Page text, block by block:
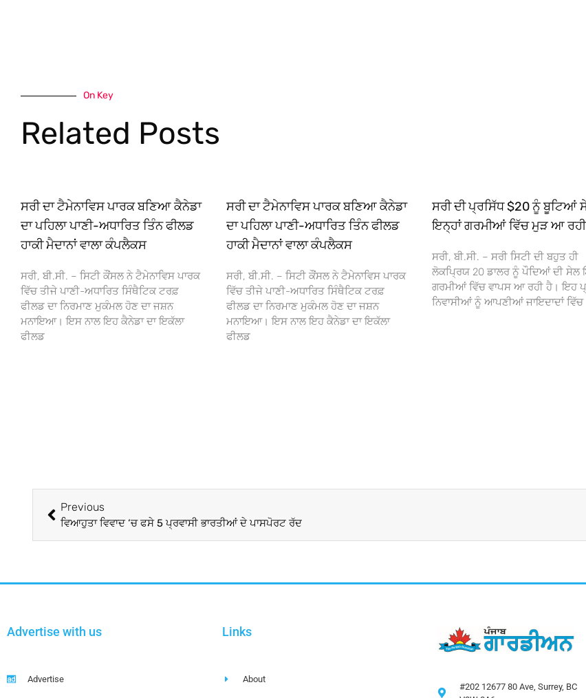
On Key
Related Posts
ਸਰੀ ਦਾ ਟੈਮੇਨਾਵਿਸ ਪਾਰਕ ਬਣਿਆ ਕੈਨੇਡਾ
ਦਾ ਪਹਿਲਾ ਪਾਣੀ-ਅਧਾਰਿਤ ਤਿੰਨ ਫੀਲਡ
ਹਾਕੀ ਮੈਦਾਨਾਂ ਵਾਲਾ ਕੰਪਲੈਕਸ
ਸਰੀ, ਬੀ.ਸੀ. – ਸਿਟੀ ਕੌਂਸਲ ਨੇ ਟੈਮੇਨਾਵਿਸ ਪਾਰਕ
ਵਿੱਚ ਤੀਜੇ ਪਾਣੀ-ਅਧਾਰਿਤ ਸਿੰਥੈਟਿਕ ਟਰਫ਼
ਫੀਲਡ ਦਾ ਨਿਰਮਾਣ ਮੁਕੰਮਲ ਹੋਣ ਦਾ ਜਸ਼ਨ
ਮਨਾਇਆ। ਇਸ ਨਾਲ ਇਹ ਕੈਨੇਡਾ ਦਾ ਇਕੱਲਾ
ਫੀਲਡ
ਸਰੀ ਦਾ ਟੈਮੇਨਾਵਿਸ ਪਾਰਕ ਬਣਿਆ ਕੈਨੇਡਾ
ਦਾ ਪਹਿਲਾ ਪਾਣੀ-ਅਧਾਰਿਤ ਤਿੰਨ ਫੀਲਡ
ਹਾਕੀ ਮੈਦਾਨਾਂ ਵਾਲਾ ਕੰਪਲੈਕਸ
ਸਰੀ, ਬੀ.ਸੀ. – ਸਿਟੀ ਕੌਂਸਲ ਨੇ ਟੈਮੇਨਾਵਿਸ ਪਾਰਕ
ਵਿੱਚ ਤੀਜੇ ਪਾਣੀ-ਅਧਾਰਿਤ ਸਿੰਥੈਟਿਕ ਟਰਫ਼
ਫੀਲਡ ਦਾ ਨਿਰਮਾਣ ਮੁਕੰਮਲ ਹੋਣ ਦਾ ਜਸ਼ਨ
ਮਨਾਇਆ। ਇਸ ਨਾਲ ਇਹ ਕੈਨੇਡਾ ਦਾ ਇਕੱਲਾ
ਫੀਲਡ
ਸਰੀ ਦੀ ਪ੍ਰਸਿੱਧ $20 ਨੂੰ ਬੂਟਿਆਂ
ਇਨ੍ਹਾਂ ਗਰਮੀਆਂ ਵਿੱਚ ਮੁੜ ਆ
ਸਰੀ, ਬੀ.ਸੀ. – ਸਰੀ ਸਿਟੀ ਦੀ ਬਹੁਤ ਹੀ
ਲੋਕਪ੍ਰਿਯ 20 ਡਾਲਰ ਨੂੰ ਪੌਦਿਆਂ ਦੀ ਸੇਲ
ਗਰਮੀਆਂ ਵਿੱਚ ਵਾਪਸ ਆ ਰਹੀ ਹੈ। ਇਹ
ਨਿਵਾਸੀਆਂ ਨੂੰ ਆਪਣੀਆਂ ਜਾਇਦਾਦਾਂ ਵਿੱਚ
Previous
ਵਿਆਹੁਤਾ ਵਿਵਾਦ ‘ਚ ਫਸੇ 5 ਪ੍ਰਵਾਸੀ ਭਾਰਤੀਆਂ ਦੇ ਪਾਸਪੋਰਟ ਰੱਦ
Advertise with us
Advertise
Links
About
#202 12677 80 Ave, Surrey, BC